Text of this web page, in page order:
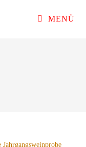
MENÜ